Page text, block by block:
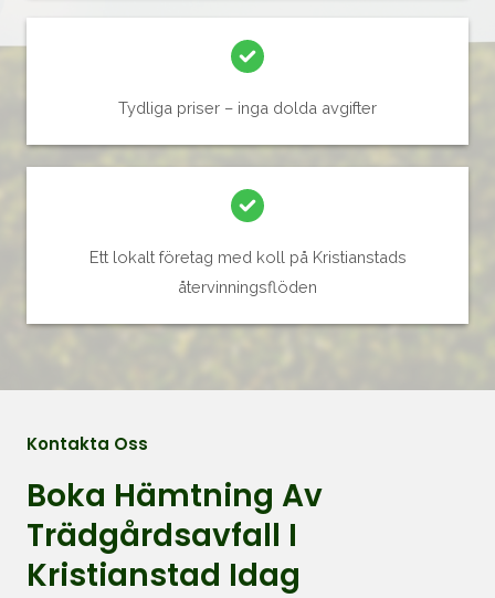
Tydliga priser – inga dolda avgifter
Ett lokalt företag med koll på Kristianstads
återvinningsflöden
Kontakta Oss
Boka Hämtning Av
Trädgårdsavfall I
Kristianstad Idag